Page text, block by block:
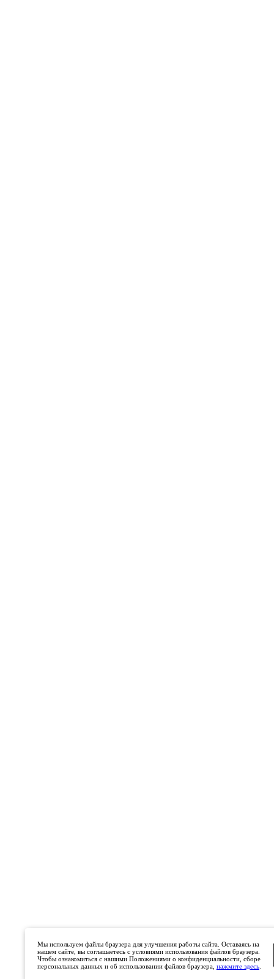
Мы используем файлы браузера для улучшения работы сайта. Оставаясь на
нашем сайте, вы соглашаетесь с условиями использования файлов браузера.
Чтобы ознакомиться с нашими Положениями о конфиденциальности, сборе
персональных данных и об использовании файлов браузера, нажмите здесь.